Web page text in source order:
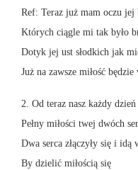
Ref: Teraz już mam oczu jej
Których ciągle mi tak było
Dotyk jej ust słodkich jak
Już na zawsze miłość
2. Od teraz nasz każdy
Pełny miłości twej dwóch
Dwa serca złączyły się i idą
By dzielić miłością się